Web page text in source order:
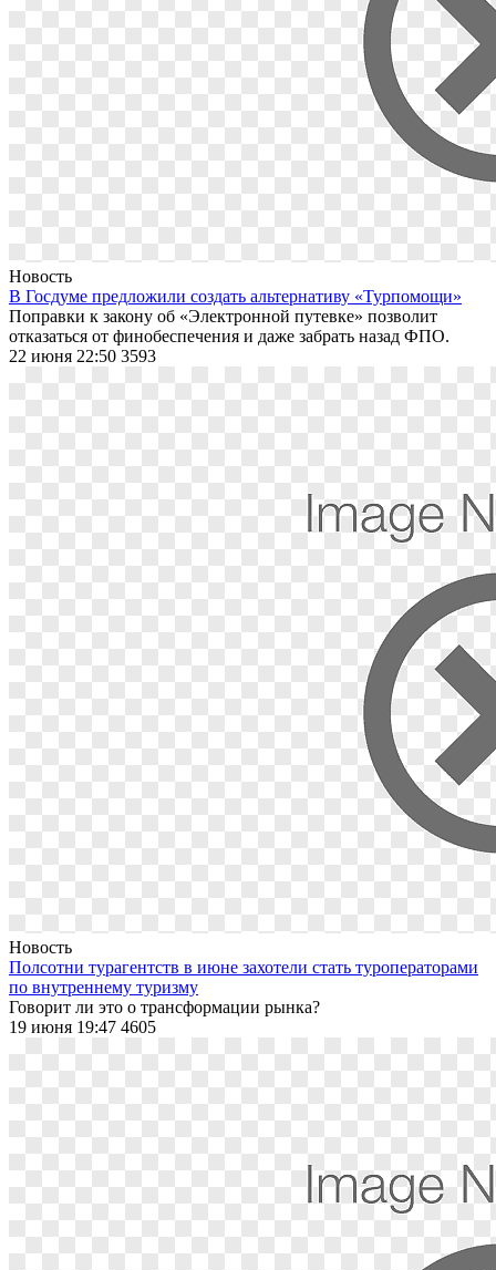
Новость
В Госдуме предложили создать альтернативу «Турпомощи»
Поправки к закону об «Электронной путевке» позволит
отказаться от финобеспечения и даже забрать назад ФПО.
22 июня 22:50 3593
Новость
Полсотни турагентств в июне захотели стать туроператорами
по внутреннему туризму
Говорит ли это о трансформации рынка?
19 июня 19:47 4605